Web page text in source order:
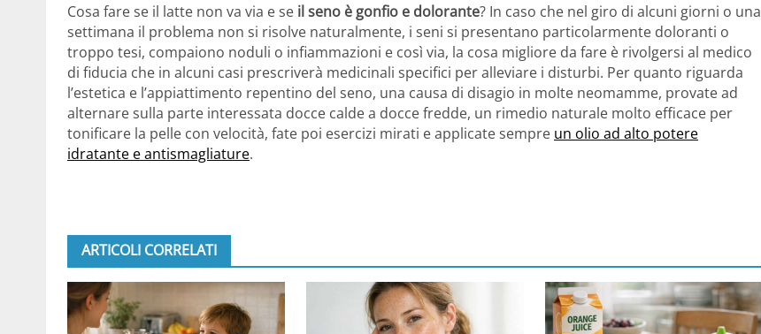
Cosa fare se il latte non va via e se il seno è gonfio e dolorante? In caso che nel giro di alcuni giorni o una
settimana il problema non si risolve naturalmente, i seni si presentano particolarmente doloranti o
troppo tesi, compaiono noduli o infiammazioni e così via, la cosa migliore da fare è rivolgersi al medico
di fiducia che in alcuni casi prescriverà medicinali specifici per alleviare i disturbi. Per quanto riguarda
l’estetica e l’appiattimento repentino del seno, una causa di disagio in molte neomamme, provate ad
alternare sulla parte interessata docce calde a docce fredde, un rimedio naturale molto efficace per
tonificare la pelle con velocità, fate poi esercizi mirati e applicate sempre un olio ad alto potere
idratante e antismagliature.
ARTICOLI CORRELATI